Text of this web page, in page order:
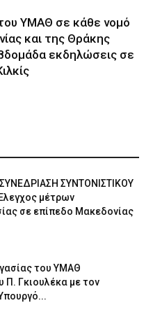
ΥΜΑΘ σε κάθε νομό
και της Θράκης
εκδηλώσεις σε
ΣΥΝΤΟΝΙΣΤΙΚΟΥ
μέτρων
σε επίπεδο Μακεδονίας
του ΥΜΑΘ
Π. Γκιουλέκα με τον